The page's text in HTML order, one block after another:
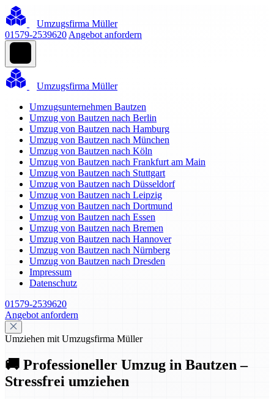
Umzugsfirma Müller
01579-2539620 Angebot anfordern
Umzugsfirma Müller
Umzugsunternehmen Bautzen
Umzug von Bautzen nach Berlin
Umzug von Bautzen nach Hamburg
Umzug von Bautzen nach München
Umzug von Bautzen nach Köln
Umzug von Bautzen nach Frankfurt am Main
Umzug von Bautzen nach Stuttgart
Umzug von Bautzen nach Düsseldorf
Umzug von Bautzen nach Leipzig
Umzug von Bautzen nach Dortmund
Umzug von Bautzen nach Essen
Umzug von Bautzen nach Bremen
Umzug von Bautzen nach Hannover
Umzug von Bautzen nach Nürnberg
Umzug von Bautzen nach Dresden
Impressum
Datenschutz
01579-2539620
Angebot anfordern
Umziehen mit Umzugsfirma Müller
🚚 Professioneller Umzug in Bautzen –
Stressfrei umziehen